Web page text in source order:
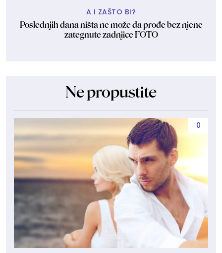
A I ZAŠTO BI?
Poslednjih dana ništa ne može da prođe bez njene
zategnute zadnjice FOTO
Ne propustite
0